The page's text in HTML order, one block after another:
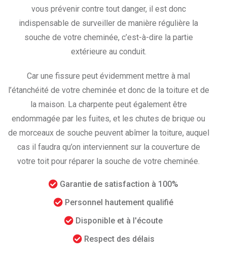
vous prévenir contre tout danger, il est donc
indispensable de surveiller de manière régulière la
souche de votre cheminée, c’est-à-dire la partie
extérieure au conduit.
Car une fissure peut évidemment mettre à mal
l’étanchéité de votre cheminée et donc de la toiture et de
la maison. La charpente peut également être
endommagée par les fuites, et les chutes de brique ou
de morceaux de souche peuvent abîmer la toiture, auquel
cas il faudra qu’on interviennent sur la couverture de
votre toit pour réparer la souche de votre cheminée.
Garantie de satisfaction à 100%
Personnel hautement qualifié
Disponible et à l'écoute
Respect des délais